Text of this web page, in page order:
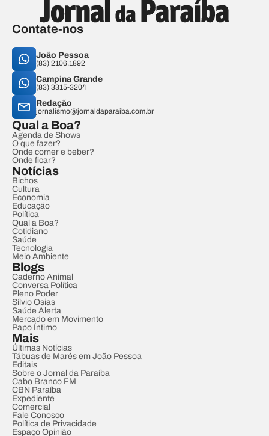
Contate-nos
João Pessoa
(83) 2106.1892
Campina Grande
(83) 3315-3204
Redação
jornalismo@jornaldaparaiba.com.br
Qual a Boa?
Agenda de Shows
O que fazer?
Onde comer e beber?
Onde ficar?
Notícias
Bichos
Cultura
Economia
Educação
Política
Qual a Boa?
Cotidiano
Saúde
Tecnologia
Meio Ambiente
Blogs
Caderno Animal
Conversa Política
Pleno Poder
Sílvio Osias
Saúde Alerta
Mercado em Movimento
Papo Íntimo
Mais
Últimas Notícias
Tábuas de Marés em João Pessoa
Editais
Sobre o Jornal da Paraíba
Cabo Branco FM
CBN Paraíba
Expediente
Comercial
Fale Conosco
Política de Privacidade
Espaço Opinião